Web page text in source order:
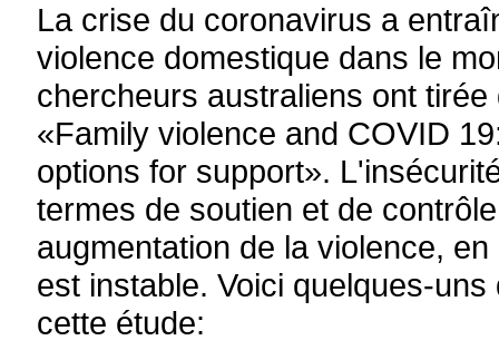
La crise du coronavirus a
violence domestique dans le
chercheurs australiens ont
«Family violence and COVID
options for support».
termes de soutien et de
augmentation de la violence,
est instable. Voici quelques-
cette étude: